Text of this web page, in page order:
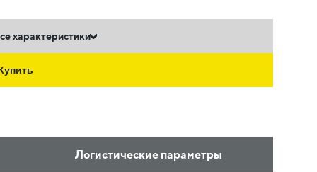
характеристики
Логистические параметры